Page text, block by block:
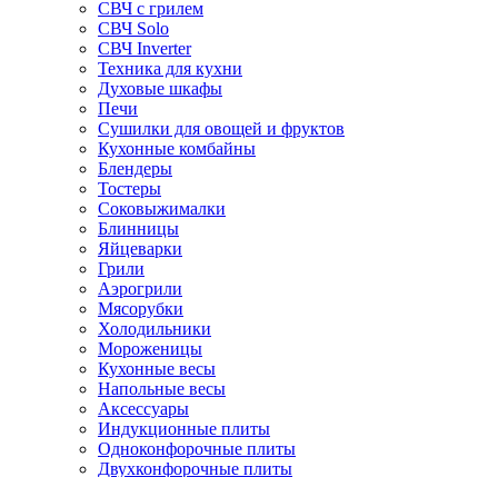
СВЧ с грилем
СВЧ Solo
СВЧ Inverter
Техника для кухни
Духовые шкафы
Печи
Сушилки для овощей и фруктов
Кухонные комбайны
Блендеры
Тостеры
Соковыжималки
Блинницы
Яйцеварки
Грили
Аэрогрили
Мясорубки
Холодильники
Мороженицы
Кухонные весы
Напольные весы
Аксессуары
Индукционные плиты
Одноконфорочные плиты
Двухконфорочные плиты